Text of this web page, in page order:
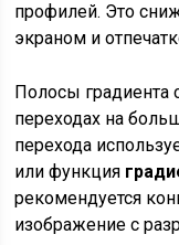
профилей. Это
экраном и
Полосы градиента
переходах на
перехода
или функция
рекомендуется
изображение с